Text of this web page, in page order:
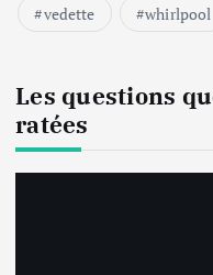
vedette
whirlpool
Les questions
ratées